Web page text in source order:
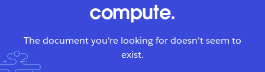
compute.
The document you're looking for doesn't seem to
exist.